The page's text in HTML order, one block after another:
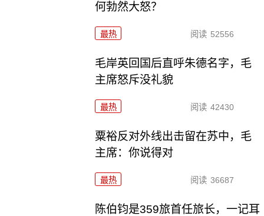
何勃然大怒？
最热 阅读 52556
毛岸英回国后直呼朱德名字，毛
主席怒斥没礼貌
最热 阅读 42430
粟裕反对外线出击留在苏中，毛
主席：你说得对
最热 阅读 36687
陈伯钧是359旅首任旅长，一记耳